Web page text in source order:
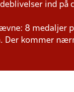
ind på
8 medaljer
Der kommer